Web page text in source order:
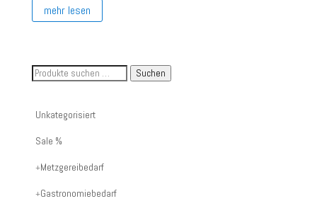
mehr lesen
Suche
Artikelnummer
oder
Suchen
Unkategorisiert
Sale %
Metzgereibedarf
Gastronomiebedarf